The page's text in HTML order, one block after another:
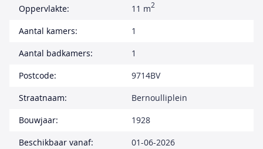
Oppervlakte:
11 m2
Aantal kamers:
1
Aantal badkamers:
1
Postcode:
9714BV
Straatnaam:
Bernoulliplein
Bouwjaar:
1928
Beschikbaar vanaf:
01-06-2026